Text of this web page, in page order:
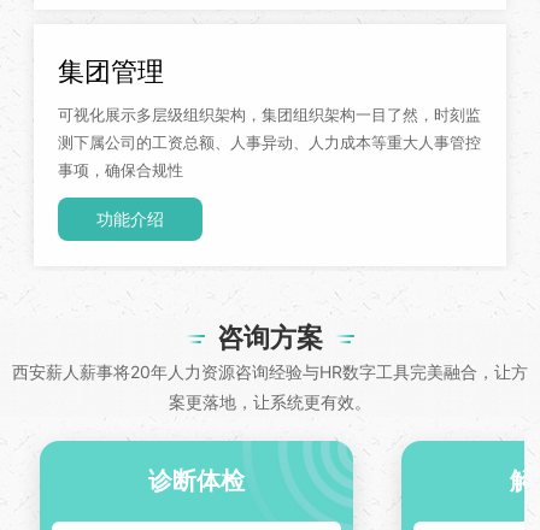
集团管理
可视化展示多层级组织架构，集团组织架构一目了然，时刻监
测下属公司的工资总额、人事异动、人力成本等重大人事管控
事项，确保合规性
功能介绍
咨询方案
西安薪人薪事将20年人力资源咨询经验与HR数字工具完美融合，让方
案更落地，让系统更有效。
诊断体检 解